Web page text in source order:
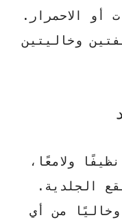
أو الاحمرار.
وخاليتين
نظيفًا
ولامعًا،
الجلدية.
من أي